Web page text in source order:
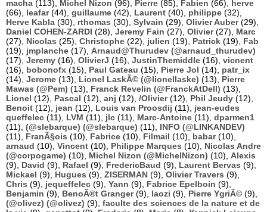
macha (113), Michel Nizon (96), Pierre (85), Fabien (66), herve
(66), leafar(44), guillaume (42), Laurent (40), philippe (32),
Herve Kabla (30), rthomas (30), Sylvain (29), Olivier Auber(29),
Daniel COHEN-ZARDI (28), Jeremy Fain (27), Olivier(27), Marc
(27), Nicolas (25), Christophe (22), julien (19), Patrick (19), Fab
(19), jmplanche (17), Arnaud@Thurudev (@arnaud_thurudev)
(17), Jeremy (16), OlivierJ (16), JustinThemiddle (16), vicnent
(16), bobonofx (15), Paul Gateau (15), Pierre Jol (14), patr_ix
(14), Jerome (13), Lionel LaskÃ© (@lionellaske) (13), Pierre
Mawas (@Pem) (13), Franck Revelin (@FranckAtDell) (13),
Lionel (12), Pascal (12), anj (12), /Olivier(12), Phil Jeudy (12),
Benoit (12), jean (12), Louis van Proosdij (11), jean-eudes
queffelec (11), LVM (11), jlc (11), Marc-Antoine (11), dparmen1
(11), (@slebarque) (@slebarque) (11), INFO (@LINKANDEV)
(11), FranÃ§ois (10), Fabrice (10), Filmail (10), babar(10),
arnaud (10), Vincent (10), Philippe Marques (10), Nicolas Andre
(@corpogame) (10), Michel Nizon (@MichelNizon) (10), Alexis
(9), David (9), Rafael (9), FredericBaud (9), Laurent Bervas (9),
Mickael (9), Hugues (9), ZISERMAN (9), Olivier Travers (9),
Chris (9), jequeffelec (9), Yann (9), Fabrice Epelboin (9),
Benjamin (9), BenoÃ®t Granger(9), laozi (9), Pierre YgriÃ© (9),
(@olivez) (@olivez) (9), faculte des sciences de la nature et de